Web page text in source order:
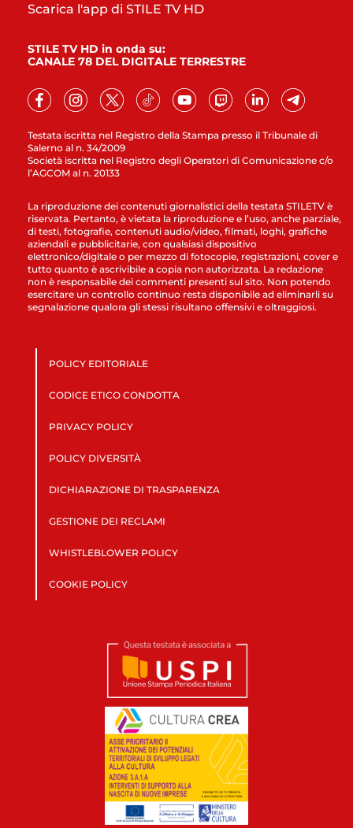
Testata iscritta nel Registro della Stampa presso il Tribunale di
Salerno al n. 34/2009
Società iscritta nel Registro degli Operatori di Comunicazione c/o
l’AGCOM al n. 20133
Scarica l'app di STILE TV HD
STILE TV HD in onda su:
CANALE 78 DEL DIGITALE TERRESTRE
La riproduzione dei contenuti giornalistici della testata STILETV è
riservata. Pertanto, è vietata la riproduzione e l’uso, anche parziale,
di testi, fotografie, contenuti audio/video, filmati, loghi, grafiche
aziendali e pubblicitarie, con qualsiasi dispositivo
elettronico/digitale o per mezzo di fotocopie, registrazioni, cover e
tutto quanto è ascrivibile a copia non autorizzata. La redazione
non è responsabile dei commenti presenti sul sito. Non potendo
esercitare un controllo continuo resta disponibile ad eliminarli su
segnalazione qualora gli stessi risultano offensivi e oltraggiosi.
POLICY EDITORIALE
CODICE ETICO CONDOTTA
PRIVACY POLICY
POLICY DIVERSITÀ
DICHIARAZIONE DI TRASPARENZA
GESTIONE DEI RECLAMI
WHISTLEBLOWER POLICY
COOKIE POLICY